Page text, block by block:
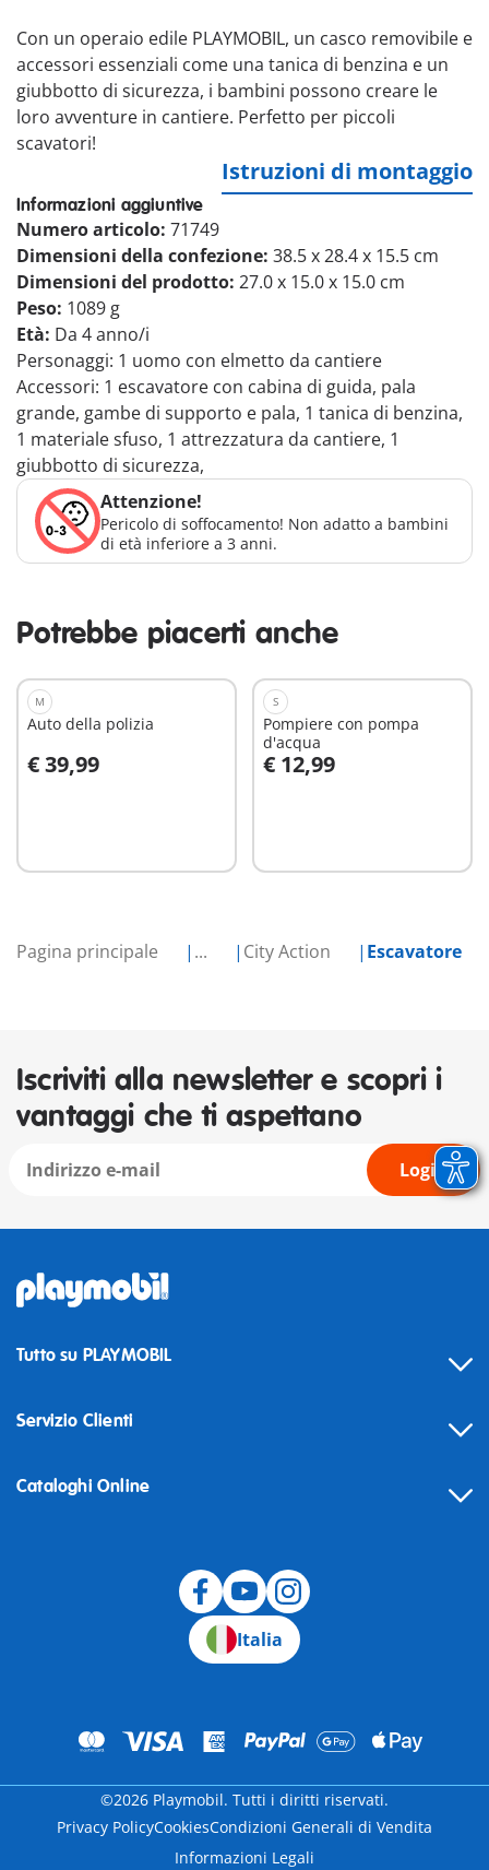
Pagina principale ... City Action Escavatore
Con un operaio edile PLAYMOBIL, un casco removibile e
accessori essenziali come una tanica di benzina e un
giubbotto di sicurezza, i bambini possono creare le
loro avventure in cantiere. Perfetto per piccoli
scavatori!
Istruzioni di montaggio
Informazioni aggiuntive
Numero articolo: 71749
Dimensioni della confezione: 38.5 x 28.4 x 15.5 cm
Dimensioni del prodotto: 27.0 x 15.0 x 15.0 cm
Peso: 1089 g
Età: Da 4 anno/i
Personaggi: 1 uomo con elmetto da cantiere
Accessori: 1 escavatore con cabina di guida, pala
grande, gambe di supporto e pala, 1 tanica di benzina,
1 materiale sfuso, 1 attrezzatura da cantiere, 1
giubbotto di sicurezza,
Attenzione!
Pericolo di soffocamento! Non adatto a bambini
di età inferiore a 3 anni.
Potrebbe piacerti anche
M
Auto della polizia
€ 39,99
Aggiungi al carrello
S
Pompiere con pompa
d'acqua
€ 12,99
Aggiungi al carrello
Iscriviti alla newsletter e scopri i
vantaggi che ti aspettano
Login
Tutto su PLAYMOBIL
Servizio Clienti
Cataloghi Online
Italia
©2026 Playmobil. Tutti i diritti riservati.
Privacy PolicyCookiesCondizioni Generali di Vendita
Informazioni Legali